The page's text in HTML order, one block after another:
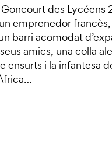
des Lycéens
emprenedor francès,
barri acomodat
amics, una colla
ensurts i la infantesa